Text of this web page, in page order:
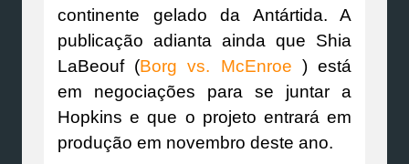
continente gelado da Antártida. A
publicação adianta ainda que Shia
LaBeouf (Borg vs. McEnroe ) está
em negociações para se juntar a
Hopkins e que o projeto entrará em
produção em novembro deste ano.